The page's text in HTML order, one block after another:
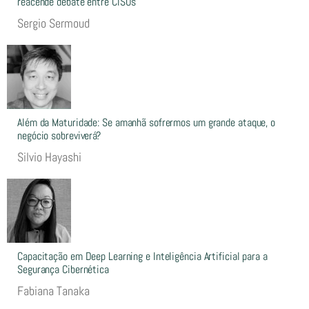
Sergio Sermoud
Além da Maturidade: Se amanhã sofrermos um grande ataque, o
negócio sobreviverá?
Silvio Hayashi
Capacitação em Deep Learning e Inteligência Artificial para a
Segurança Cibernética
Fabiana Tanaka